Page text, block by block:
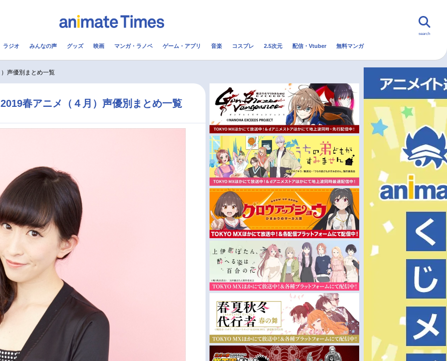
コスプレ 2.5次元 配信・Vtuber トレンド 無料マンガ
アニメ映画一覧 今期アニメ曜日別一覧 秋アニメ
冬アニメ
search
ラジオ みんなの声 グッズ 映画 マンガ・ラノベ ゲーム・アプリ 音楽 コスプレ 2.5次元 配信・Vtuber 無料マンガ
声優別まとめ一覧
春アニメ（４月）声優別まとめ一覧